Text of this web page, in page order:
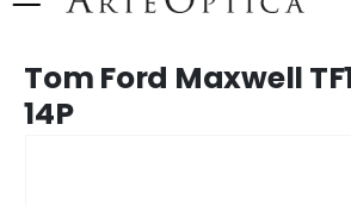
Tom Ford Maxwell
14P